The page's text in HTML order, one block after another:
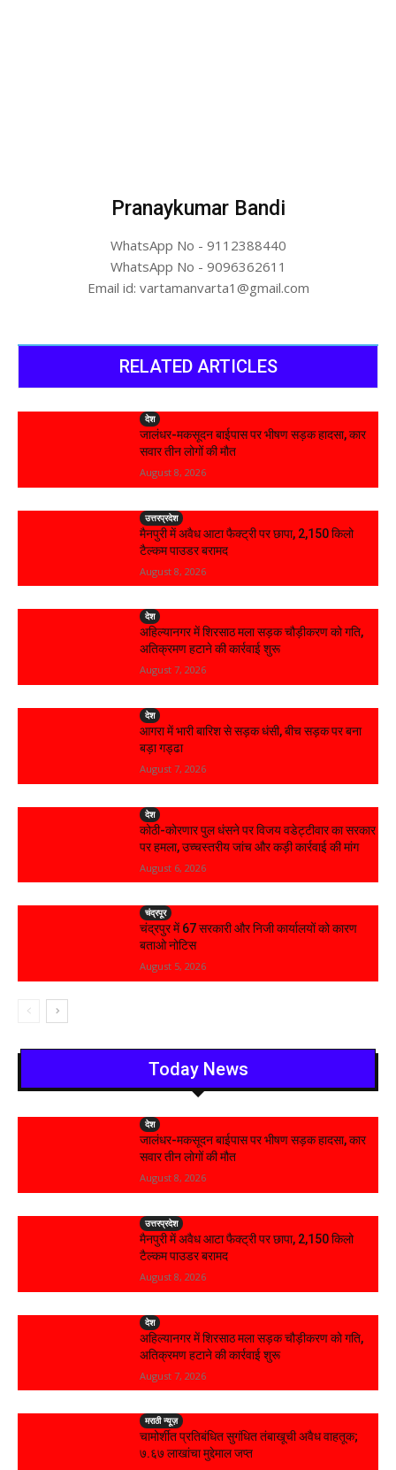
Pranaykumar Bandi
WhatsApp No - 9112388440
WhatsApp No - 9096362611
Email id: vartamanvarta1@gmail.com
RELATED ARTICLES
देश
जालंधर-मकसूदन बाईपास पर भीषण सड़क हादसा, कार
सवार तीन लोगों की मौत
August 8, 2026
उत्तरप्रदेश
मैनपुरी में अवैध आटा फैक्ट्री पर छापा, 2,150 किलो
टैल्कम पाउडर बरामद
August 8, 2026
देश
अहिल्यानगर में शिरसाठ मला सड़क चौड़ीकरण को गति,
अतिक्रमण हटाने की कार्रवाई शुरू
August 7, 2026
देश
आगरा में भारी बारिश से सड़क धंसी, बीच सड़क पर बना
बड़ा गड्ढा
August 7, 2026
देश
कोठी-कोरणार पुल धंसने पर विजय वडेट्टीवार का सरकार
पर हमला, उच्चस्तरीय जांच और कड़ी कार्रवाई की मांग
August 6, 2026
चंद्रपूर
चंद्रपुर में 67 सरकारी और निजी कार्यालयों को कारण
बताओ नोटिस
August 5, 2026
Today News
देश
जालंधर-मकसूदन बाईपास पर भीषण सड़क हादसा, कार
सवार तीन लोगों की मौत
August 8, 2026
उत्तरप्रदेश
मैनपुरी में अवैध आटा फैक्ट्री पर छापा, 2,150 किलो
टैल्कम पाउडर बरामद
August 8, 2026
देश
अहिल्यानगर में शिरसाठ मला सड़क चौड़ीकरण को गति,
अतिक्रमण हटाने की कार्रवाई शुरू
August 7, 2026
मराठी न्यूज़
चामोर्शीत प्रतिबंधित सुगंधित तंबाखूची अवैध वाहतूक;
₹७.६७ लाखांचा मुद्देमाल जप्त